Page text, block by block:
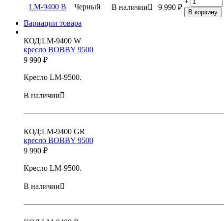
LM-9400 B Черный В наличии 9 990 ₽
В корзину
Вариации товара
КОД:LM-9400 W
кресло BOBBY 9500
9 990 ₽
Кресло LM-9500.
В наличии
КОД:LM-9400 GR
кресло BOBBY 9500
9 990 ₽
Кресло LM-9500.
В наличии